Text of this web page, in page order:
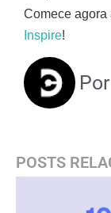
Comece agora
Inspire!
Por
POSTS